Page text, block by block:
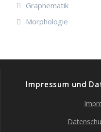
Graphematik
Morphologie
Impressum und